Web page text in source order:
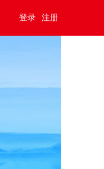
登录 注册